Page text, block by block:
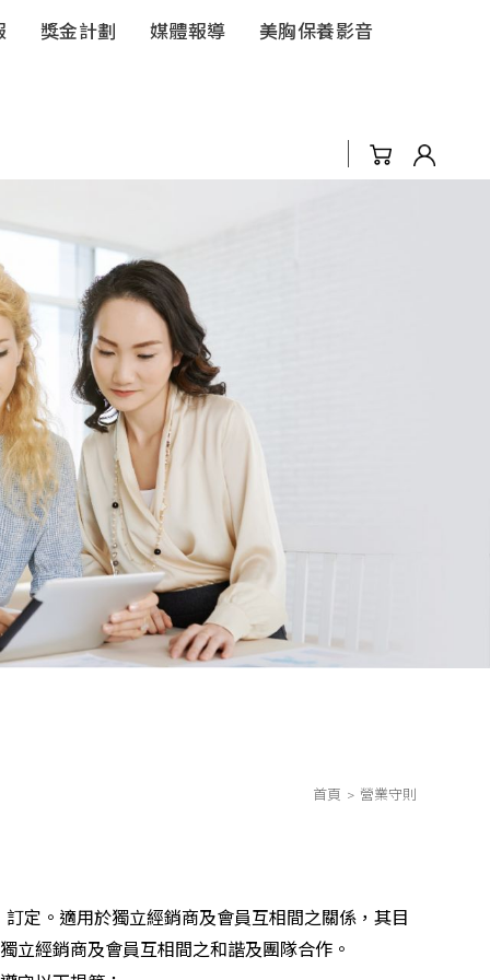
獎金計劃 媒體報導 美胸保養影音
首頁 營業守則
定。適用於獨立經銷商及會員互相間之關係，其目
立經銷商及會員互相間之和諧及團隊合作。